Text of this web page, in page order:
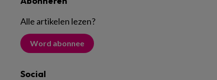
Alle artikelen lezen?
Word abonnee
Social